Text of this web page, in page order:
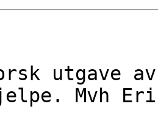
utgave av
Mvh